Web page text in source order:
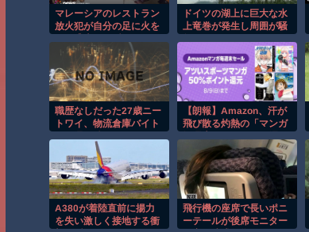
マレーシアのレストラン
放火犯が自分の足に火を
ドイツの湖上に巨大な水
上竜巻が発生し周囲が騒
職歴なしだった27歳ニー
トワイ、物流倉庫バイト
【朗報】Amazon、汗が
飛び散る灼熱の「マンガ
元）」を開催！
A380が着陸直前に揚力
を失い激しく接地する衝
飛行機の座席で長いポニ
ーテールが後席モニター